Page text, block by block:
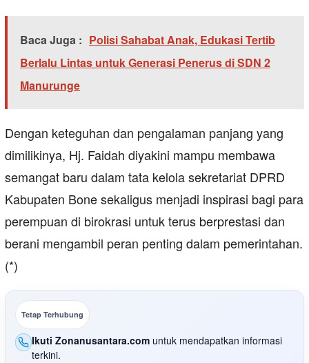
Baca Juga : Polisi Sahabat Anak, Edukasi Tertib
Berlalu Lintas untuk Generasi Penerus di SDN 2
Manurunge
Dengan keteguhan dan pengalaman panjang yang
dimilikinya, Hj. Faidah diyakini mampu membawa
semangat baru dalam tata kelola sekretariat DPRD
Kabupaten Bone sekaligus menjadi inspirasi bagi para
perempuan di birokrasi untuk terus berprestasi dan
berani mengambil peran penting dalam pemerintahan.
(*)
Tetap Terhubung
Ikuti Zonanusantara.com untuk mendapatkan informasi
terkini.